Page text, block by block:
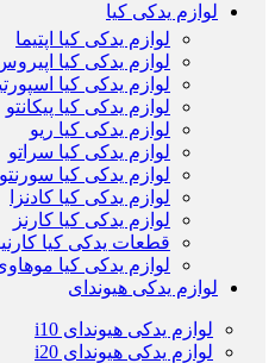
لوازم یدکی کیا
لوازم یدکی کیا اپتیما
لوازم یدکی کیا
لوازم یدکی کیا
لوازم یدکی کیا پیکانتو
لوازم یدکی کیا ریو
لوازم یدکی کیا سراتو
لوازم یدکی کیا سورنتو
لوازم یدکی کیا کادنزا
لوازم یدکی کیا کارنز
قطعات یدکی کیا
لوازم یدکی کیا
لوازم یدکی هیوندای
لوازم یدکی هیوندای i10
لوازم یدکی هیوندای i20